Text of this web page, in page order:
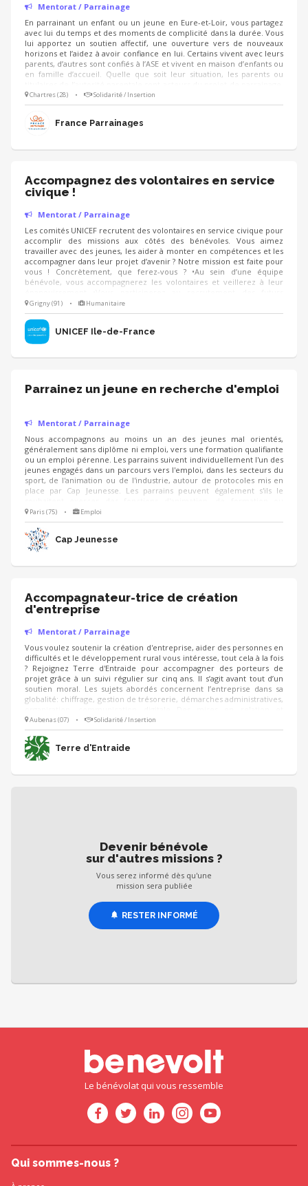
Mentorat / Parrainage
En parrainant un enfant ou un jeune en Eure-et-Loir, vous partagez
avec lui du temps et des moments de complicité dans la durée. Vous
lui apportez un soutien affectif, une ouverture vers de nouveaux
horizons et l’aidez à avoir confiance en lui. Certains vivent avec leurs
parents, d’autres sont confiés à l’ASE et vivent en maison d’enfants ou
en famille d’accueil. Quelle que soit leur situation, les parents ou
Que vous soyez en couple, avec ou sans enfant, actif ou retraité, vous
pouvez devenir parrain ou marraine de cœur. Il suffit d’avoir envie de
partager du temps avec un enfant ou un jeune vulnérable.
Chartres (28) • Solidarité / Insertion
France Parrainages
Accompagnez des volontaires en service
civique !
Mentorat / Parrainage
Les comités UNICEF recrutent des volontaires en service civique pour
accomplir des missions aux côtés des bénévoles. Vous aimez
travailler avec des jeunes, les aider à monter en compétences et les
accompagner dans leur projet d’avenir ? Notre mission est faite pour
vous ! Concrètement, que ferez-vous ? •Au sein d’une équipe
bénévole, vous accompagnerez les volontaires et veillerez à leur
volontaires •Vous participerez à leur accueil au sein de l’équipe
bénévole locale pour faciliter leur intégration •Vous organiserez un
suivi régulier de leur activité et de leurs missions •Vous les aiderez à
construire leur projet d'avenir
Grigny (91) • Humanitaire
UNICEF Île-de-France
Parrainez un jeune en recherche d'emploi
Mentorat / Parrainage
Nous accompagnons au moins un an des jeunes mal orientés,
généralement sans diplôme ni emploi, vers une formation qualifiante
ou un emploi pérenne. Les parrains suivent individuellement l'un des
jeunes engagés dans un parcours vers l'emploi, dans les secteurs du
sport, de l'animation ou de l'industrie, autour de protocoles mis en
place par Cap Jeunesse. Les parrains peuvent également s'ils le
d'administration dans l'association.
Paris (75) • Emploi
Cap Jeunesse
Accompagnateur-trice de création
d'entreprise
Mentorat / Parrainage
Vous voulez soutenir la création d'entreprise, aider des personnes en
difficultés et le développement rural vous intéresse, tout cela à la fois
? Rejoignez Terre d'Entraide pour accompagner des porteurs de
projet grâce à un suivi régulier sur cinq ans. Il s’agit avant tout d’un
soutien moral. Les sujets abordés concernent l’entreprise dans sa
globalité: chiffrage, gestion de trésorerie, démarches administratives,
intégration dans des réseaux plus larges peuvent également être
proposés.
Aubenas (07) • Solidarité / Insertion
Terre d'Entraide
Devenir bénévole
sur d'autres missions ?
Vous serez informé dès qu'une
mission sera publiée
RESTER INFORMÉ
Le bénévolat qui vous ressemble
Qui sommes-nous ?